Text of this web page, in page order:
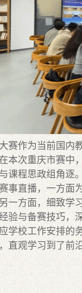
赛作为当前国内
本次重庆市赛中
课程思政组角逐
事直播，一方面
一方面，细致学
验与备赛技巧，
学校工作安排的
直观学习到了前